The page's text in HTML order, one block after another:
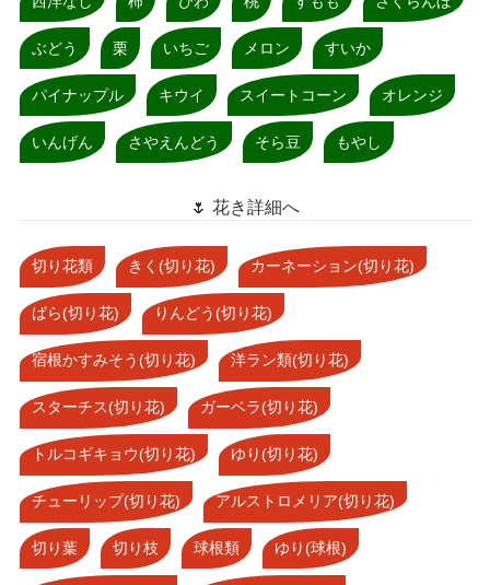
ぶどう 栗 いちご メロン すいか
パイナップル キウイ スイートコーン オレンジ
いんげん さやえんどう そら豆 もやし
🌷 花き詳細へ
切り花類 きく(切り花) カーネーション(切り花)
ばら(切り花) りんどう(切り花)
宿根かすみそう(切り花) 洋ラン類(切り花)
スターチス(切り花) ガーベラ(切り花)
トルコギキョウ(切り花) ゆり(切り花)
チューリップ(切り花) アルストロメリア(切り花)
切り葉 切り枝 球根類 ゆり(球根)